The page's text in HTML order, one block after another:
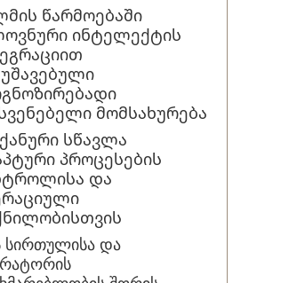
წარმოებაში
ინტელექტის
მომსახურება
სწავლა
პროცესების
და
სირთულისა და